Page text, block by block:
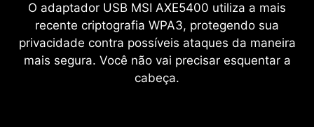
O adaptador USB MSI AXE5400 utiliza a mais
recente criptografia WPA3, protegendo sua
privacidade contra possíveis ataques da maneira
mais segura. Você não vai precisar esquentar a
cabeça.